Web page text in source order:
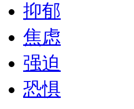
抑郁
焦虑
强迫
恐惧